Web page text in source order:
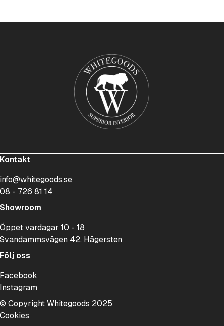
Kontakt
info@whitegoods.se
08 - 726 81 14
Showroom
Öppet vardagar 10 - 18
Svandammsvägen 42, Hägersten
Följ oss
Facebook
Instagram
© Copyright Whitegoods 2025
Cookies